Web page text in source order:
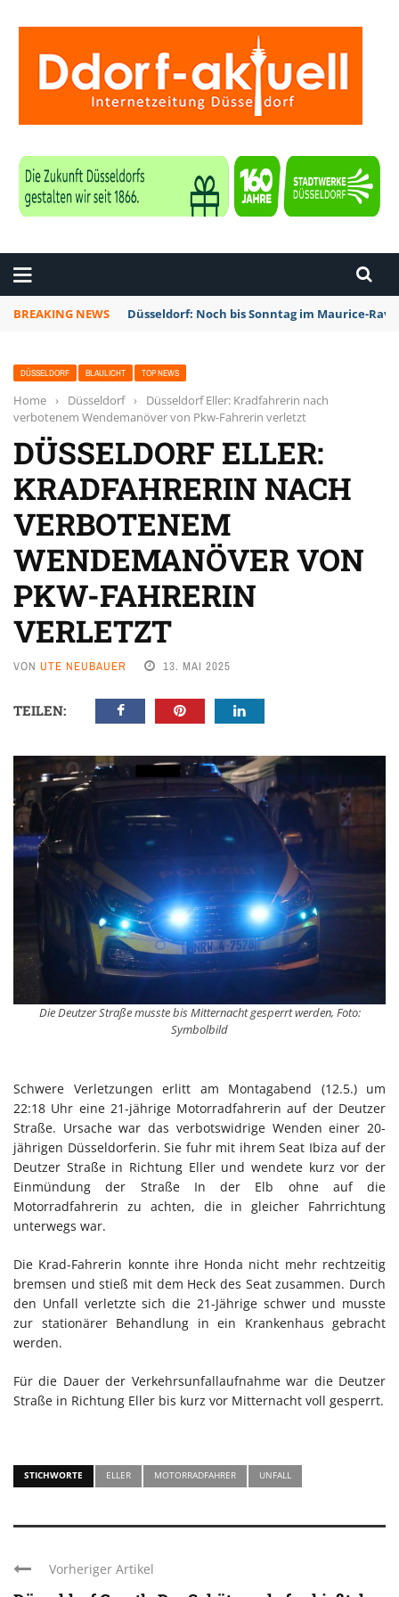
BREAKING NEWS Düsseldorf: Noch bis Sonntag im Maurice-
DÜSSELDORF BLAULICHT TOP NEWS
Home › Düsseldorf ›
Düsseldorf Eller: Kradfahrerin nach
verbotenem Wendemanöver von Pkw-Fahrerin verletzt
DÜSSELDORF ELLER:
KRADFAHRERIN NACH
VERBOTENEM
WENDEMANÖVER VON
PKW-FAHRERIN
VERLETZT
VON UTE NEUBAUER 13. MAI 2025
TEILEN:
Die Deutzer Straße musste bis Mitternacht gesperrt werden, Foto:
Symbolbild
Schwere Verletzungen erlitt am Montagabend (12.5.) um
22:18 Uhr eine 21-jährige Motorradfahrerin auf der Deutzer
Straße. Ursache war das verbotswidrige Wenden einer 20-
jährigen Düsseldorferin. Sie fuhr mit ihrem Seat Ibiza auf der
Deutzer Straße in Richtung Eller und wendete kurz vor der
Einmündung der Straße In der Elb ohne auf die
Motorradfahrerin zu achten, die in gleicher Fahrrichtung
unterwegs war.
Die Krad-Fahrerin konnte ihre Honda nicht mehr rechtzeitig
bremsen und stieß mit dem Heck des Seat zusammen. Durch
den Unfall verletzte sich die 21-Jährige schwer und musste
zur stationärer Behandlung in ein Krankenhaus gebracht
werden.
Für die Dauer der Verkehrsunfallaufnahme war die Deutzer
Straße in Richtung Eller bis kurz vor Mitternacht voll gesperrt.
STICHWORTE ELLER MOTORRADFAHRER UNFALL
Vorheriger Artikel